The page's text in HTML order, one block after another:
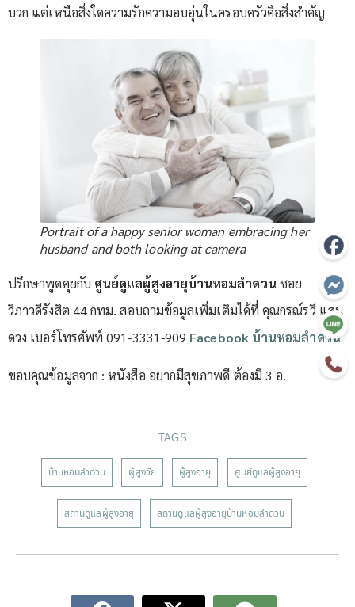
บวก แต่เหนือสิ่งใดความรักความอบอุ่นในครอบครัวคือสิ่งสำคัญ
Portrait of a happy senior woman embracing her
husband and both looking at camera
ปรึกษาพูดคุยกับ ศูนย์ดูแลผู้สูงอายุบ้านหอมลำดวน ซอย
วิภาวดีรังสิต 44 กทม. สอบถามข้อมูลเพิ่มเติมได้ที่ คุณกรณ์รวี แสน
ดวง เบอร์โทรศัพท์ 091-3331-909 Facebook บ้านหอมลำดวน
ขอบคุณข้อมูลจาก : หนังสือ อยากมีสุขภาพดี ต้องมี 3 อ.
TAGS
บ้านหอมลำดวน ผู้สูงวัย ผู้สูงอายุ ศูนย์ดูแลผู้สูงอายุ
สถานดูแลผู้สูงอายุ สถานดูแลผู้สูงอายุบ้านหอมลำดวน